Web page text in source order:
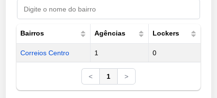
Bairros Agências Lockers
Correios Centro 1 0
< 1 >